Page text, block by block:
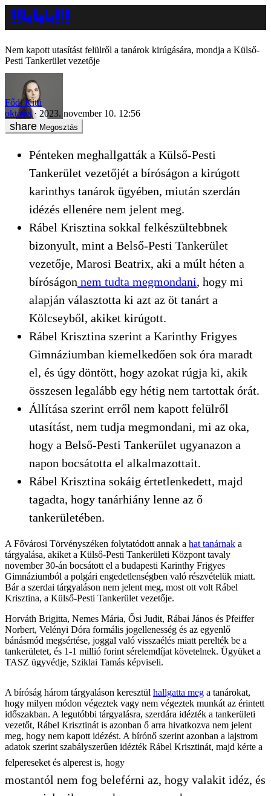
Nem kapott utasítást felülről a tanárok kirúgására, mondja a Külső-
Pesti Tankerület vezetője
Fődi Kitti
oktatás
2023. november 10. 12:56
Megosztás
Pénteken meghallgatták a Külső-Pesti
Tankerület vezetőjét a bíróságon a kirúgott
karinthys tanárok ügyében, miután szerdán
idézés ellenére nem jelent meg.
Rábel Krisztina sokkal felkészültebbnek
bizonyult, mint a Belső-Pesti Tankerület
vezetője, Marosi Beatrix, aki a múlt héten a
bíróságon nem tudta megmondani, hogy mi
alapján választotta ki azt az öt tanárt a
Kölcseyből, akiket kirúgott.
Rábel Krisztina szerint a Karinthy Frigyes
Gimnáziumban kiemelkedően sok óra maradt
el, és úgy döntött, hogy azokat rúgja ki, akik
összesen legalább egy hétig nem tartottak órát.
Állítása szerint erről nem kapott felülről
utasítást, nem tudja megmondani, mi az oka,
hogy a Belső-Pesti Tankerület ugyanazon a
napon bocsátotta el alkalmazottait.
Rábel Krisztina sokáig értetlenkedett, majd
tagadta, hogy tanárhiány lenne az ő
tankerületében.
A Fővárosi Törvényszéken folytatódott annak a hat tanárnak a
tárgyalása, akiket a Külső-Pesti Tankerületi Központ tavaly
november 30-án bocsátott el a budapesti Karinthy Frigyes
Gimnáziumból a polgári engedetlenségben való részvételük miatt.
Bár a szerdai tárgyaláson nem jelent meg, most ott volt Rábel
Krisztina, a Külső-Pesti Tankerület vezetője.
Horváth Brigitta, Nemes Mária, Ősi Judit, Rábai János és Pfeiffer
Norbert, Velényi Dóra formális jogellenesség és az egyenlő
bánásmód megsértése, joggal való visszaélés miatt perelték be a
tankerületet, és 1-1 millió forint sérelemdíjat követelnek. Ügyüket a
TASZ ügyvédje, Sziklai Tamás képviseli.
A bíróság három tárgyaláson keresztül hallgatta meg a tanárokat,
hogy milyen módon végeztek vagy nem végeztek munkát az érintett
időszakban. A legutóbbi tárgyalásra, szerdára idézték a tankerületi
vezetőt, Rábel Krisztinát is azonban ő arra hivatkozva nem jelent
meg, hogy nem kapott idézést. A bírónő szerint azonban a lajstrom
adatok szerint szabályszerűen idézték Rábel Krisztinát, majd kérte a
felpereseket és alperest is, hogy
mostantól nem fog beleférni az, hogy valakit idéz, és